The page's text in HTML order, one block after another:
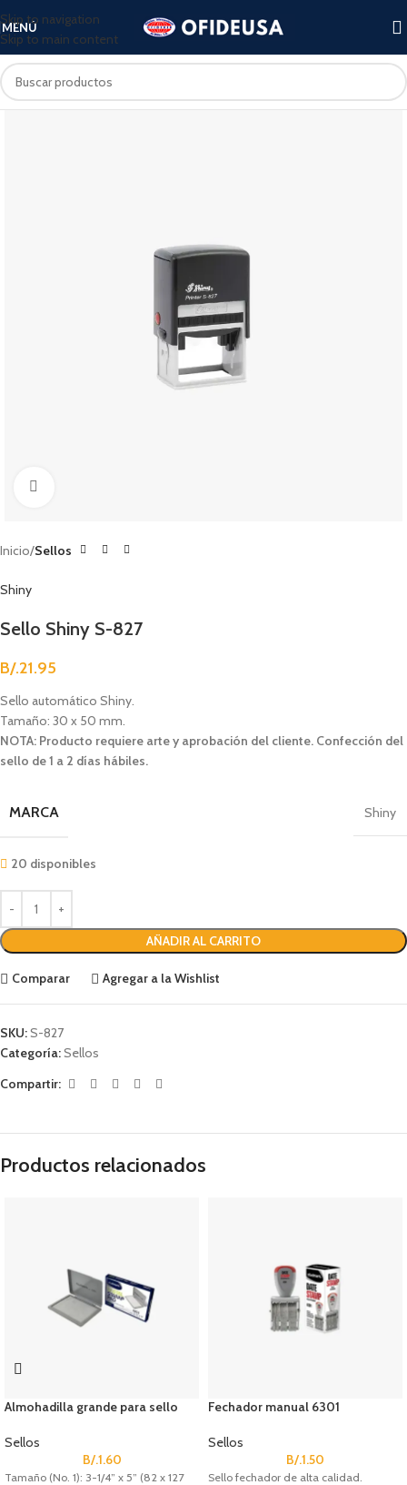
Skip to navigation
Skip to main content
MENÚ
Inicio Sellos
Shiny
Sello Shiny S-827
B/.21.95
Sello automático Shiny.
Tamaño: 30 x 50 mm.
NOTA: Producto requiere arte y aprobación del cliente. Confección del
sello de 1 a 2 días hábiles.
MARCA Shiny
20 disponibles
AÑADIR AL CARRITO
Comparar Agregar a la Wishlist
SKU:S-827
Categoría:Sellos
Compartir:
Productos relacionados
Almohadilla grande para sello
Sellos
B/.1.60
Tamaño (No. 1): 3-1/4” x 5” (82 x 127
Fechador manual 6301
Sellos
B/.1.50
Sello fechador de alta calidad.